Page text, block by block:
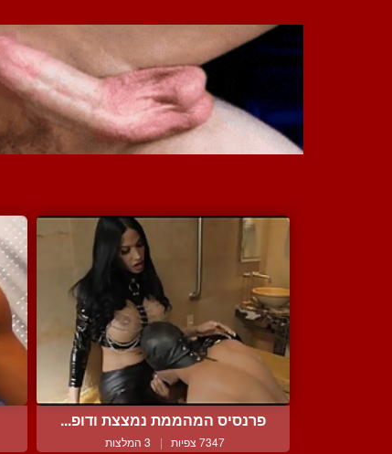
פרנסיס המהממת נמצצת ודופ...
7347 צפיות | 3 המלצות